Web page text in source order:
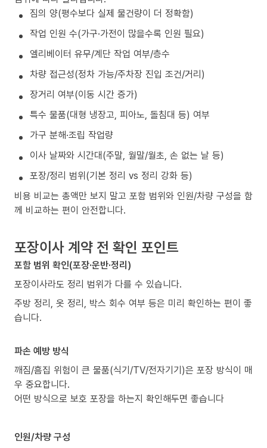
짐의 양(평수보다 실제 물건량이 더 정확함)
작업 인원 수(가구·가전이 많을수록 인원 필요)
엘리베이터 유무/계단 작업 여부/층수
차량 접근성(정차 가능/주차장 진입 조건/거리)
장거리 여부(이동 시간 증가)
특수 물품(대형 냉장고, 피아노, 돌침대 등) 여부
가구 분해·조립 작업량
이사 날짜와 시간대(주말, 월말/월초, 손 없는 날 등)
포장/정리 범위(기본 정리 vs 정리 강화 등)
비용 비교는 총액만 보지 말고 포함 범위와 인원/차량 구성을 함
께 비교하는 편이 안전합니다.
포장이사 계약 전 확인 포인트
포함 범위 확인(포장·운반·정리)
포장이사라도 정리 범위가 다를 수 있습니다.
주방 정리, 옷 정리, 박스 회수 여부 등은 미리 확인하는 편이 좋
습니다.
파손 예방 방식
깨짐/흠집 위험이 큰 물품(식기/TV/전자기기)은 포장 방식이 매
우 중요합니다.
어떤 방식으로 보호 포장을 하는지 확인해두면 좋습니다
인원/차량 구성